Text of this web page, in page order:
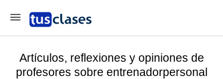
Artículos, reflexiones y opiniones de
profesores sobre entrenadorpersonal